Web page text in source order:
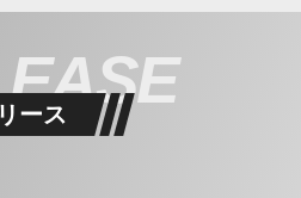
ース